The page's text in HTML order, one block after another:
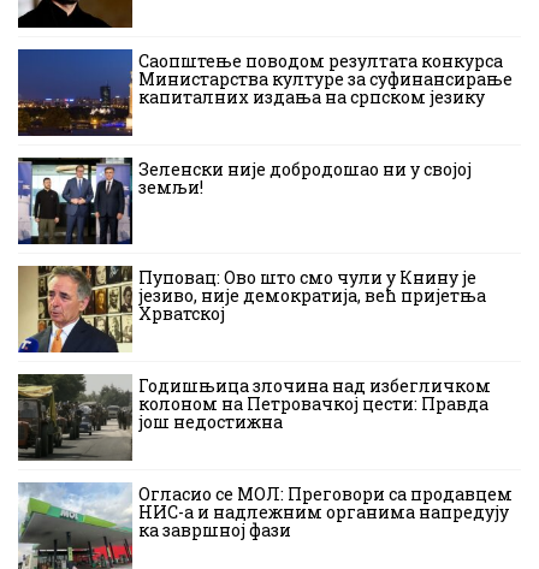
Саопштење поводом резултата конкурса
Министарства културе за суфинансирање
капиталних издања на српском језику
Зеленски није добродошао ни у својој
земљи!
Пуповац: Ово што смо чули у Книну је
језиво, није демократија, већ пријетња
Хрватској
Годишњица злочина над избегличком
колоном на Петровачкој цести: Правда
још недостижна
Огласио се МОЛ: Преговори са продавцем
НИС-а и надлежним органима напредују
ка завршној фази